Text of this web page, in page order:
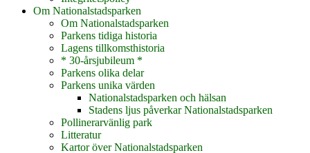
Om Nationalstadsparken
Om Nationalstadsparken
Parkens tidiga historia
Lagens tillkomsthistoria
* 30-årsjubileum *
Parkens olika delar
Parkens unika värden
Nationalstadsparken och hälsan
Stadens ljus påverkar Nationalstadsparken
Pollinerarvänlig park
Litteratur
Kartor över Nationalstadsparken